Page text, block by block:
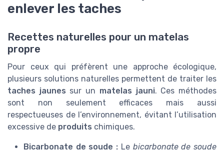
enlever les taches
Recettes naturelles pour un matelas
propre
Pour ceux qui préfèrent une approche écologique,
plusieurs solutions naturelles permettent de traiter les
taches jaunes sur un matelas jauni. Ces méthodes
sont non seulement efficaces mais aussi
respectueuses de l’environnement, évitant l’utilisation
excessive de produits chimiques.
Bicarbonate de soude : Le bicarbonate de soude